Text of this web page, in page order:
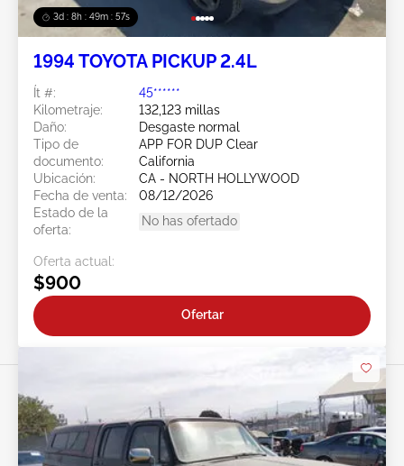
3d : 8h : 49m : 54s
1994 TOYOTA PICKUP 2.4L
Ít #:
45******
Kilometraje:
132,123 millas
Daño:
Desgaste normal
Tipo de
documento:
APP FOR DUP Clear
California
Ubicación:
CA - NORTH HOLLYWOOD
Fecha de venta:
08/12/2026
Estado de la
oferta:
No has ofertado
Oferta actual:
$900
Ofertar